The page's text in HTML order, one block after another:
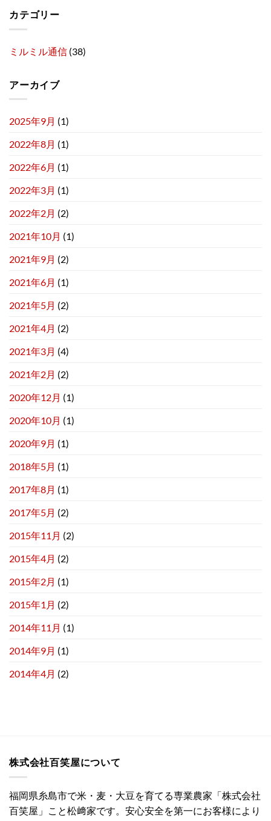
カテゴリー
ミルミル通信 (38)
アーカイブ
2025年9月 (1)
2022年8月 (1)
2022年6月 (1)
2022年3月 (1)
2022年2月 (2)
2021年10月 (1)
2021年9月 (2)
2021年6月 (1)
2021年5月 (2)
2021年4月 (2)
2021年3月 (4)
2021年2月 (2)
2020年12月 (1)
2020年10月 (1)
2020年9月 (1)
2018年5月 (1)
2017年8月 (1)
2017年5月 (2)
2015年11月 (2)
2015年4月 (2)
2015年2月 (1)
2015年1月 (2)
2014年11月 (1)
2014年9月 (1)
2014年4月 (2)
株式会社百笑屋について
福岡県糸島市で米・麦・大豆を育てる専業農家「株式会社
百笑屋」こと松﨑家です。安心安全を第一にお客様により